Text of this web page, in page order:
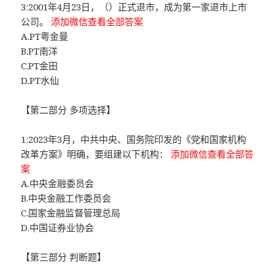
3:2001年4月23日，（）正式退市，成为第一家退市上市
公司。添加微信查看全部答案
A.PT粤金曼
B.PT南洋
C.PT金田
D.PT水仙
【第二部分 多项选择】
1:2023年3月，中共中央、国务院印发的《党和国家机构
改革方案》明确，要组建以下机构：添加微信查看全部答
案
A.中央金融委员会
B.中央金融工作委员会
C.国家金融监督管理总局
D.中国证券业协会
【第三部分 判断题】